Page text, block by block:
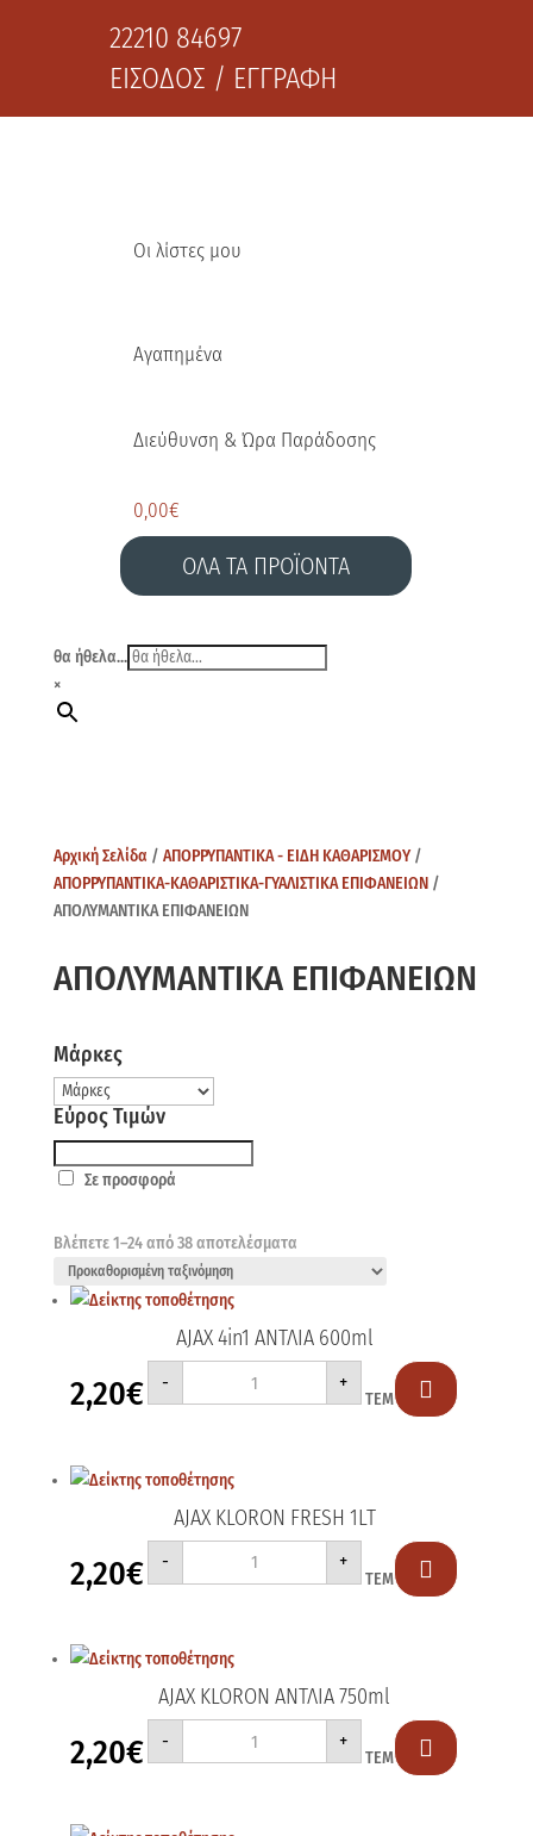
22210 84697
ΕΙΣΟΔΟΣ / ΕΓΓΡΑΦΗ
Οι λίστες μου
Αγαπημένα
Διεύθυνση & Ώρα Παράδοσης
0,00€
ΟΛΑ ΤΑ ΠΡΟΪΟΝΤΑ
θα ήθελα...
×
Αρχική Σελίδα / ΑΠΟΡΡΥΠΑΝΤΙΚΑ - ΕΙΔΗ ΚΑΘΑΡΙΣΜΟΥ/
ΑΠΟΡΡΥΠΑΝΤΙΚΑ-ΚΑΘΑΡΙΣΤΙΚΑ-ΓΥΑΛΙΣΤΙΚΑ ΕΠΙΦΑΝΕΙΩΝ/
ΑΠΟΛΥΜΑΝΤΙΚΑ ΕΠΙΦΑΝΕΙΩΝ
ΑΠΟΛΥΜΑΝΤΙΚΑ ΕΠΙΦΑΝΕΙΩΝ
Μάρκες
Εύρος Τιμών
Σε προσφορά
Βλέπετε 1–24 από 38 αποτελέσματα
AJAX 4in1 ΑΝΤΛΙΑ 600ml
2,20€ -
AJAX
ΑΝΤΛΙΑ
+
ΤΕΜ 
AJAX KLORON FRESH 1LT
2,20€ -
AJAX
FRESH
+
ΤΕΜ 
AJAX KLORON ΑΝΤΛΙΑ 750ml
2,20€ -
AJAX
ΑΝΤΛΙΑ
+
ΤΕΜ 